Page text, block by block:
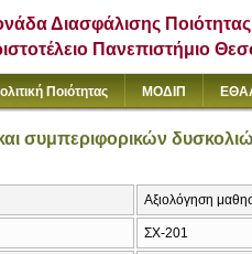
Διασφάλισης Ποιότητας
Πανεπιστήμιο
Ποιότητας ΜΟΔΙΠ
συμπεριφορικών
Αξιολόγηση
ΣΧ-201